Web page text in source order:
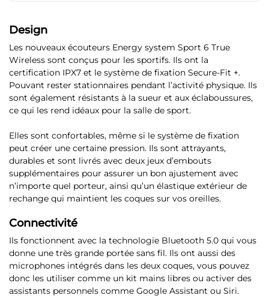
Design
Les nouveaux écouteurs Energy system Sport 6 True
Wireless sont conçus pour les sportifs. Ils ont la
certification IPX7 et le système de fixation Secure-Fit +.
Pouvant rester stationnaires pendant l’activité physique. Ils
sont également résistants à la sueur et aux éclaboussures,
ce qui les rend idéaux pour la salle de sport.
Elles sont confortables, même si le système de fixation
peut créer une certaine pression. Ils sont attrayants,
durables et sont livrés avec deux jeux d’embouts
supplémentaires pour assurer un bon ajustement avec
n’importe quel porteur, ainsi qu’un élastique extérieur de
rechange qui maintient les coques sur vos oreilles.
Connectivité
Ils fonctionnent avec la technologie Bluetooth 5.0 qui vous
donne une très grande portée sans fil. Ils ont aussi des
microphones intégrés dans les deux coques, vous pouvez
donc les utiliser comme un kit mains libres ou activer des
assistants personnels comme Google Assistant ou Siri.